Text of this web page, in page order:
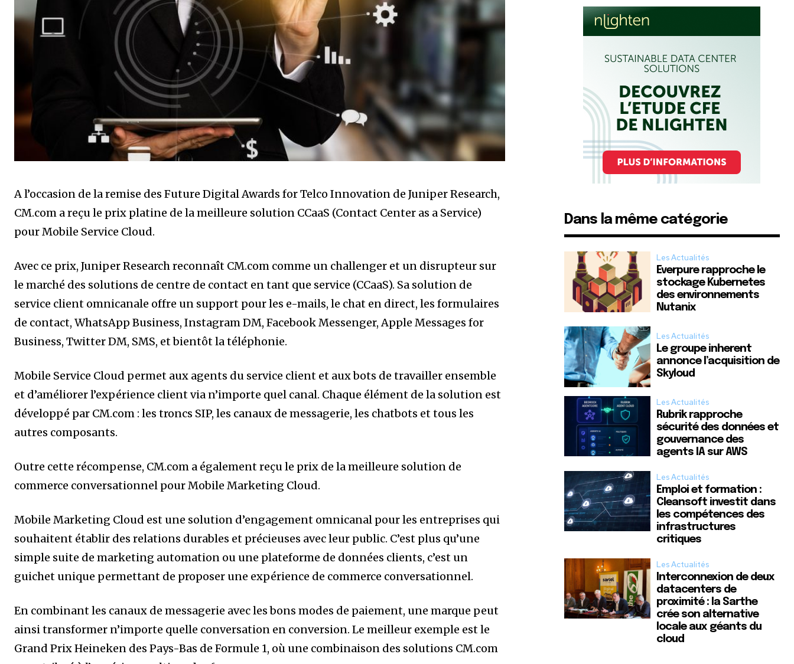
A l’occasion de la remise des Future Digital Awards for Telco Innovation de Juniper Research,
CM.com a reçu le prix platine de la meilleure solution CCaaS (Contact Center as a Service)
pour Mobile Service Cloud.
Avec ce prix, Juniper Research reconnaît CM.com comme un challenger et un disrupteur sur
le marché des solutions de centre de contact en tant que service (CCaaS). Sa solution de
service client omnicanale offre un support pour les e-mails, le chat en direct, les formulaires
de contact, WhatsApp Business, Instagram DM, Facebook Messenger, Apple Messages for
Business, Twitter DM, SMS, et bientôt la téléphonie.
Mobile Service Cloud permet aux agents du service client et aux bots de travailler ensemble
et d’améliorer l’expérience client via n’importe quel canal. Chaque élément de la solution est
développé par CM.com : les troncs SIP, les canaux de messagerie, les chatbots et tous les
autres composants.
Outre cette récompense, CM.com a également reçu le prix de la meilleure solution de
commerce conversationnel pour Mobile Marketing Cloud.
Mobile Marketing Cloud est une solution d’engagement omnicanal pour les entreprises qui
souhaitent établir des relations durables et précieuses avec leur public. C’est plus qu’une
simple suite de marketing automation ou une plateforme de données clients, c’est un
guichet unique permettant de proposer une expérience de commerce conversationnel.
En combinant les canaux de messagerie avec les bons modes de paiement, une marque peut
ainsi transformer n’importe quelle conversation en conversion. Le meilleur exemple est le
Grand Prix Heineken des Pays-Bas de Formule 1, où une combinaison des solutions CM.com
Dans la même catégorie
Les Actualités
Everpure rapproche le
stockage Kubernetes
des environnements
Nutanix
Les Actualités
Le groupe inherent
annonce l’acquisition de
Skyloud
Les Actualités
Rubrik rapproche
sécurité des données et
gouvernance des
agents IA sur AWS
Les Actualités
Emploi et formation :
Cleansoft investit dans
les compétences des
infrastructures
critiques
Les Actualités
Interconnexion de deux
datacenters de
proximité : la Sarthe
crée son alternative
locale aux géants du
cloud